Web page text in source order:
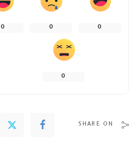
0
0
0
0
SHARE ON